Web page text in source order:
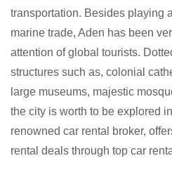
transportation. Besides playing
marine trade, Aden has been
attention of global tourists.
structures such as, colonial
large museums, majestic
the city is worth to be explored
renowned car rental broker,
rental deals through top car